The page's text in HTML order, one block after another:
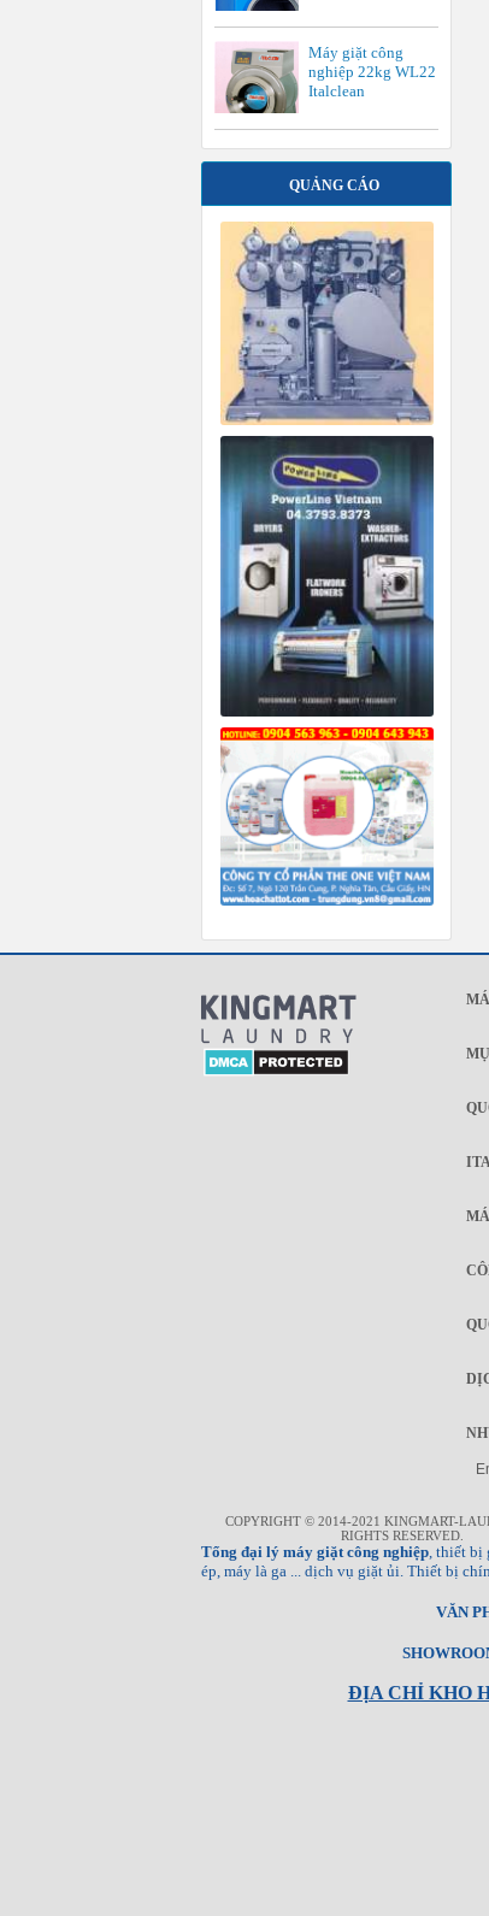
Máy giặt công
nghiệp 22kg WL22
Italclean
QUẢNG CÁO
COPYRIGHT © 2014-2021 KINGMART-
RIGHTS RESERVED.
Tổng đại lý máy giặt công nghiệp , thiết
ép, máy là ga ... dịch vụ giặt ủi. Thiết bị
VĂN
ĐỊA CHỈ KHO